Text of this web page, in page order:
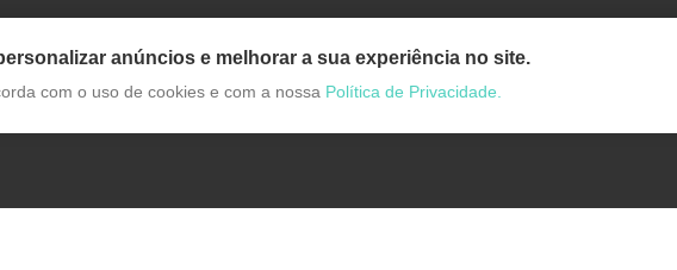
anúncios e melhorar a sua experiência no site.
com o uso de cookies e com a nossa Política de Privacidade.